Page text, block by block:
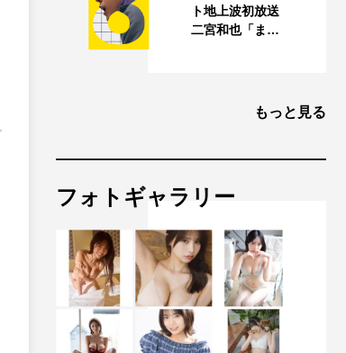
ト地上波初放送
二宮和也「ま…
もっと見る
フォトギャラリー